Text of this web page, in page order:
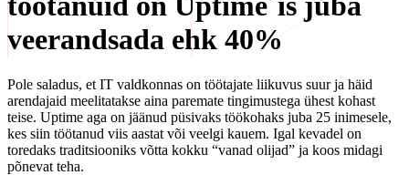
veerandsada ehk 40%
Pole saladus, et IT valdkonnas on töötajate liikuvus suur ja häid
arendajaid meelitatakse aina paremate tingimustega ühest kohast
teise. Uptime aga on jäänud püsivaks töökohaks juba 25 inimesele,
kes siin töötanud viis aastat või veelgi kauem. Igal kevadel on
toredaks traditsiooniks võtta kokku “vanad olijad” ja koos midagi
põnevat teha.